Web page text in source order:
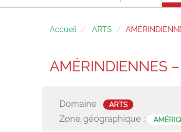
Accueil ARTS
AMÉRINDIENNES
Domaine : ARTS
Zone géographique :